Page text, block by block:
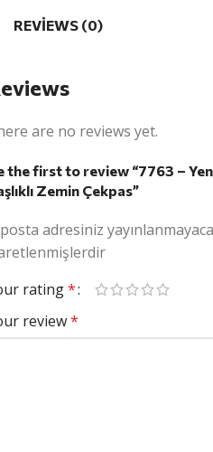
REVIEWS (0)
are no reviews yet.
the first to review “7763 –
Zemin Çekpas”
adresiniz
rating*
review*